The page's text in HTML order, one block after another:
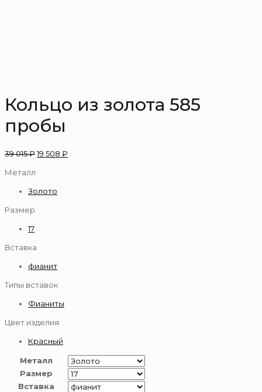
Кольцо из золота 585
пробы
39 015₽19 508 ₽
Металл
Золото
Размер
17
Вставка
фианит
Типы вставок
Фианиты
Цвет изделия
Красный
Металл
Размер
Вставка